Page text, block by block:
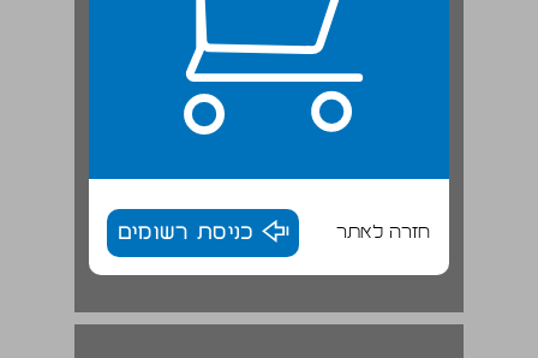
חזרה לאתר כניסת רשומים
תאולוגיה שלילית במסורת הפילוסופית היוונית ... 18